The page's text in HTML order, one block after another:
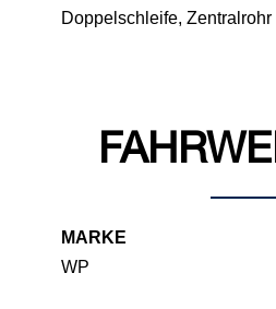
Doppelschleife, Zentralrohr
MARKE
WP